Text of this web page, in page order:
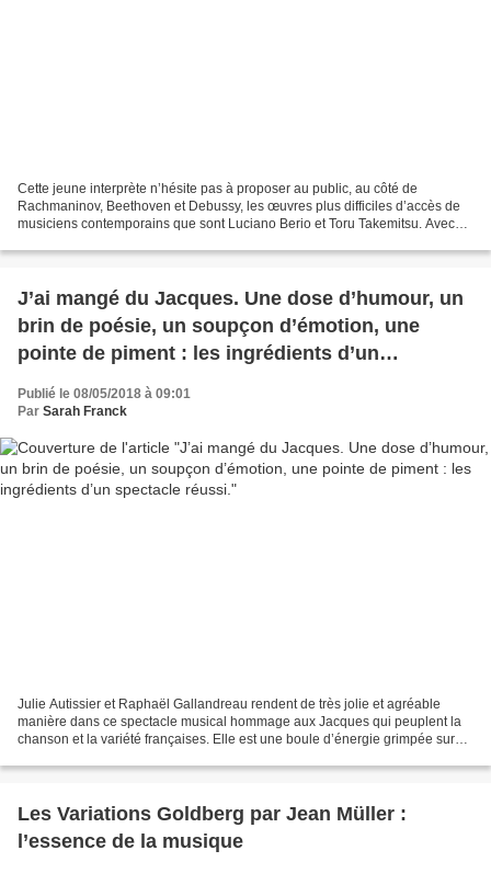
Cette jeune interprète n’hésite pas à proposer au public, au côté de
Rachmaninov, Beethoven et Debussy, les œuvres plus difficiles d’accès de
musiciens contemporains que sont Luciano Berio et Toru Takemitsu. Avec
J’ai mangé du Jacques. Une dose d’humour, un
brin de poésie, un soupçon d’émotion, une
pointe de piment : les ingrédients d’un
Publié le 08/05/2018 à 09:01
Par Sarah Franck
Julie Autissier et Raphaël Gallandreau rendent de très jolie et agréable
manière dans ce spectacle musical hommage aux Jacques qui peuplent la
chanson et la variété françaises. Elle est une boule d’énergie grimpée sur
Les Variations Goldberg par Jean Müller :
l’essence de la musique